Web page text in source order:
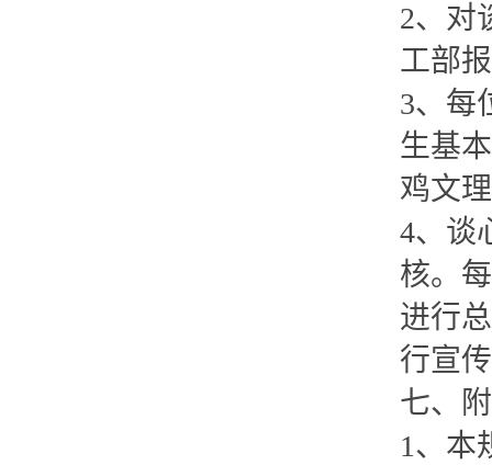
2、对
工部
3、每
生基
鸡文
4、谈
核。
进行
行宣
七、
1、本